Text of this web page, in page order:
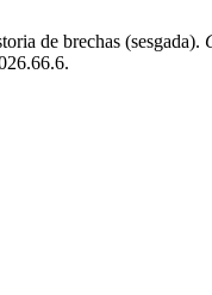
de brechas (sesgada).